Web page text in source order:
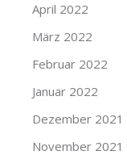
April 2022
März 2022
Februar 2022
Januar 2022
Dezember 2021
November 2021